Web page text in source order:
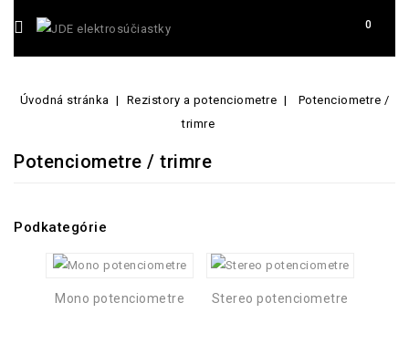
0
Úvodná stránka Rezistory a potenciometre
Potenciometre /
trimre
Potenciometre / trimre
Podkategórie
Mono potenciometre Stereo potenciometre